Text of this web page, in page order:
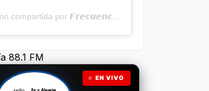
Una publicación compartida por 𝙁𝙧𝙚𝙘𝙪𝙚𝙣𝙘𝙞𝙖 𝙉𝙤𝙩𝙞𝙘𝙞𝙖𝙨 | Programa Radial (@frecuencianoticias)
88.1 FM
EN VIVO